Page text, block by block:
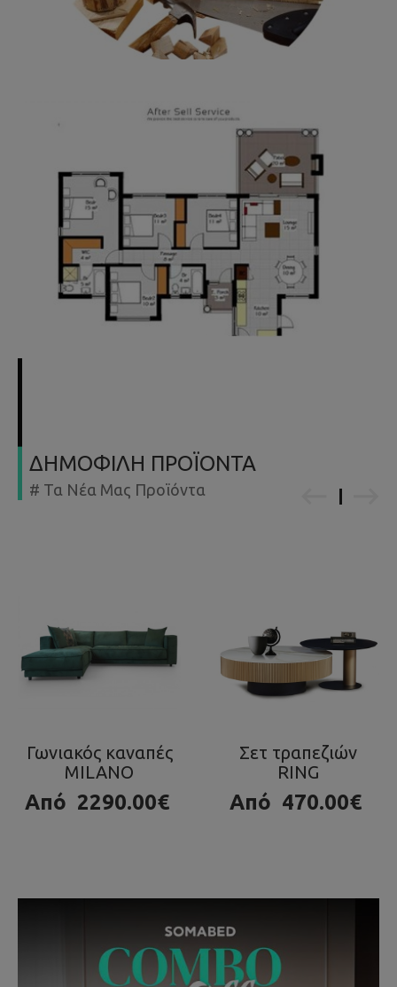
ΔΗΜΟΦΙΛΗ ΠΡΟΪΟΝΤΑ
# Τα Νέα Μας Προϊόντα
Σετ τραπεζιών
RING
Από 470.00€
Τραπεζάκι OLA
980.00€